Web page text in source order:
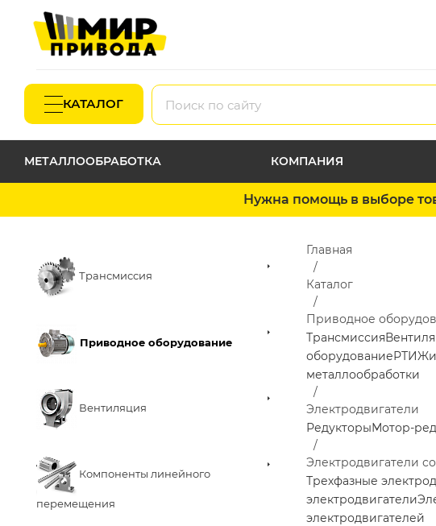
КАТАЛОГ
МЕТАЛЛООБРАБОТКА КОМПАНИЯ
Нужна помощь в выборе
Трансмиссия
Приводное оборудование
Вентиляция
Компоненты линейного
перемещения
Главная
Каталог
Приводное
Трансмиссия
оборудованиеРТИ
металлообработки
Электродвигатели
РедукторыМотор-
Электродвигатели
Трехфазные
электродвигатели
электродвигателей